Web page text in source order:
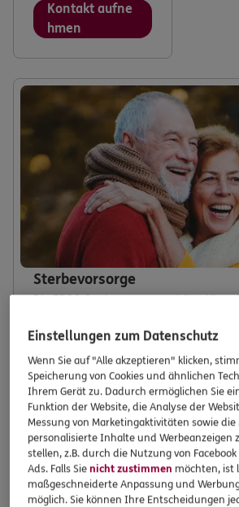
Kontakt aufne
hmen
Sterbevorsorge
Die ERGO Sterbevorsorge schützt
Mehr erfahren
Einstellungen zum Datenschutz
Wenn Sie auf "Alle akzeptieren" klicken,
Speicherung von Cookies und ähnlichen
Ihrem Gerät zu. Dadurch ermöglichen Sie
Funktion der Website, die Analyse der
Messung von Marketingaktivitäten sowie
personalisierte Inhalte und Werbeanzeigen
stellen, z.B. durch die Nutzung von
Ads. Falls Sienicht zustimmen möchten, ist
maßgeschneiderte Anpassung und
möglich. Sie können Ihre Entscheidungen